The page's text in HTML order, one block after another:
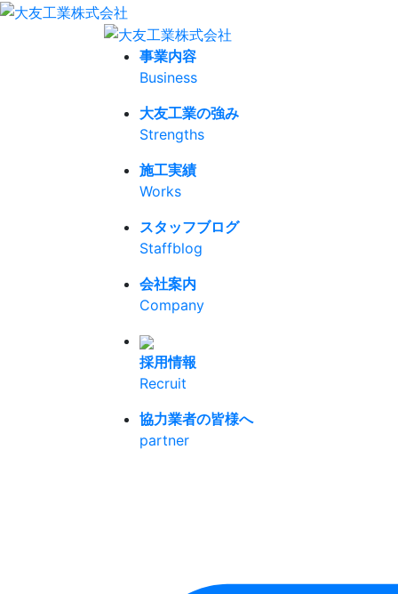
事業内容
Business
大友工業の強み
Strengths
施工実績
Works
スタッフブログ
Staffblog
会社案内
Company
採用情報
Recruit
協力業者の皆様へ
partner